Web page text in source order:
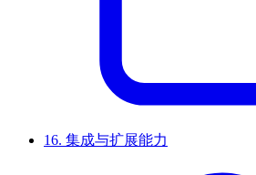
16. 集成与扩展能力